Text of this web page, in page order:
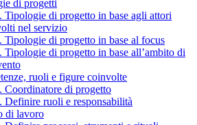
di progetti
Tipologie di progetto in base agli attori
nel servizio
Tipologie di progetto in base al focus
Tipologie di progetto in base all’ambito di
ruoli e figure coinvolte
Coordinatore di progetto
Definire ruoli e responsabilità
di lavoro